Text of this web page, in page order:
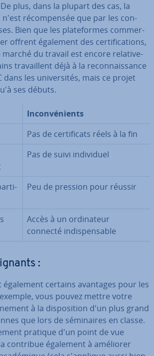
plus, dans la plupart des cas, la
ré­com­pen­sée que par les con­
Bien que les pla­te­formes com­mer­
offrent également des cer­ti­fi­ca­tions,
marché du travail est encore re­la­ti­ve­
tra­vail­lent déjà à la re­con­nais­sance
dans les uni­ver­si­tés, mais ce projet
ses débuts.
In­con­vé­nients
Pas de cer­ti­fi­cats réels à la fin
Pas de suivi in­di­vi­duel
Peu de pression pour réussir
Accès à un or­di­na­teur
connecté in­dis­pen­sable
:
également certains avantages pour les
vous pouvez mettre votre
à la dis­po­si­tion d'un plus grand
que lors de sé­mi­naires en classe.
pratique d'un point de vue
contribue également à améliorer